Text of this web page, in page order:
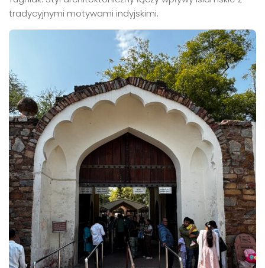
tradycyjnymi motywami indyjskimi.